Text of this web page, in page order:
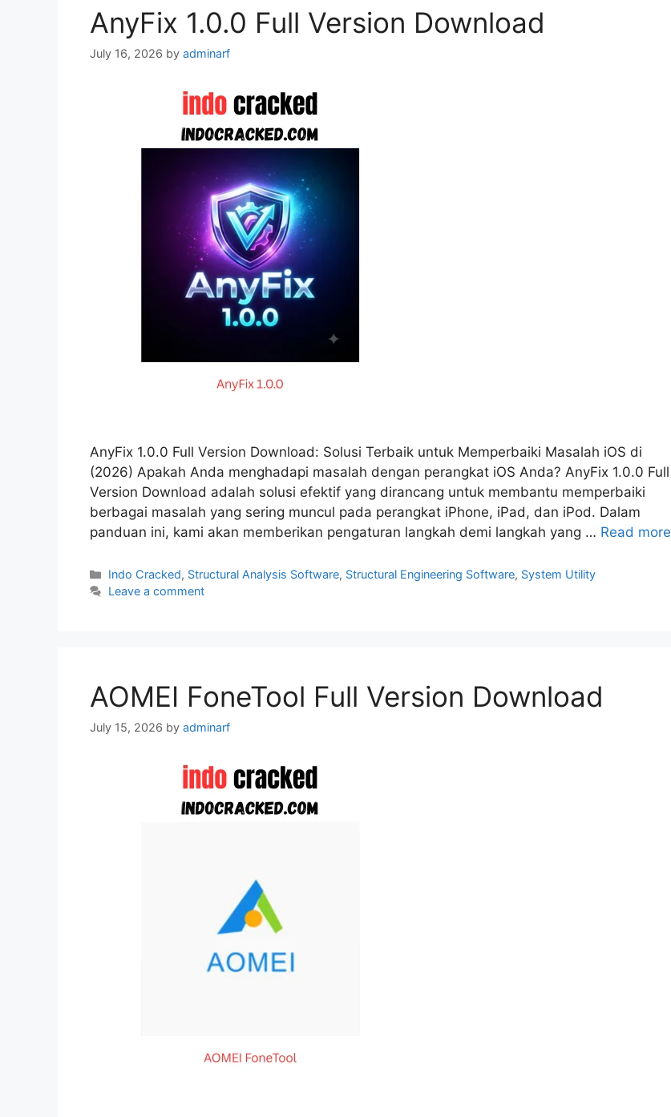
AnyFix 1.0.0 Full Version Download
July 16, 2026 by adminarf
AnyFix 1.0.0 Full Version Download: Solusi Terbaik untuk Memperbaiki Masalah iOS di
(2026) Apakah Anda menghadapi masalah dengan perangkat iOS Anda? AnyFix 1.0.0 Full
Version Download adalah solusi efektif yang dirancang untuk membantu memperbaiki
berbagai masalah yang sering muncul pada perangkat iPhone, iPad, dan iPod. Dalam
panduan ini, kami akan memberikan pengaturan langkah demi langkah yang … Read more
Categories
Indo Cracked, Structural Analysis Software, Structural Engineering Software, System Utility
Leave a comment
AOMEI FoneTool Full Version Download
July 15, 2026 by adminarf